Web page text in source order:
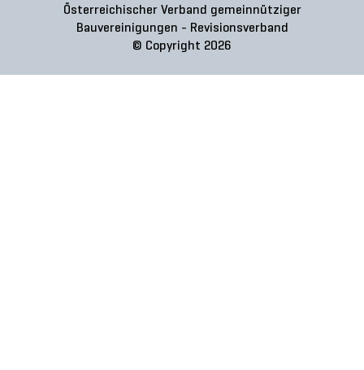
Österreichischer Verband gemeinnütziger
Bauvereinigungen - Revisionsverband
© Copyright 2026